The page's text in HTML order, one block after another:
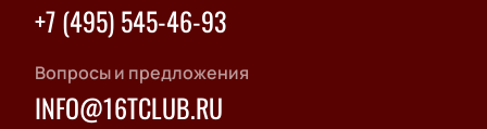
+7 (495) 545-46-93
Вопросы и предложения
INFO@16TCLUB.RU